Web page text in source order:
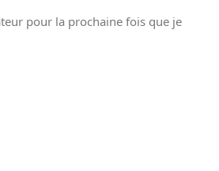
pour la prochaine fois que je